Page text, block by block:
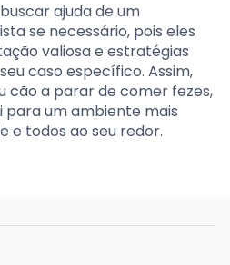
ajuda de um
se necessário, pois eles
valiosa e estratégias
caso específico. Assim,
cão a parar de comer fezes,
um ambiente mais
e todos ao seu redor.